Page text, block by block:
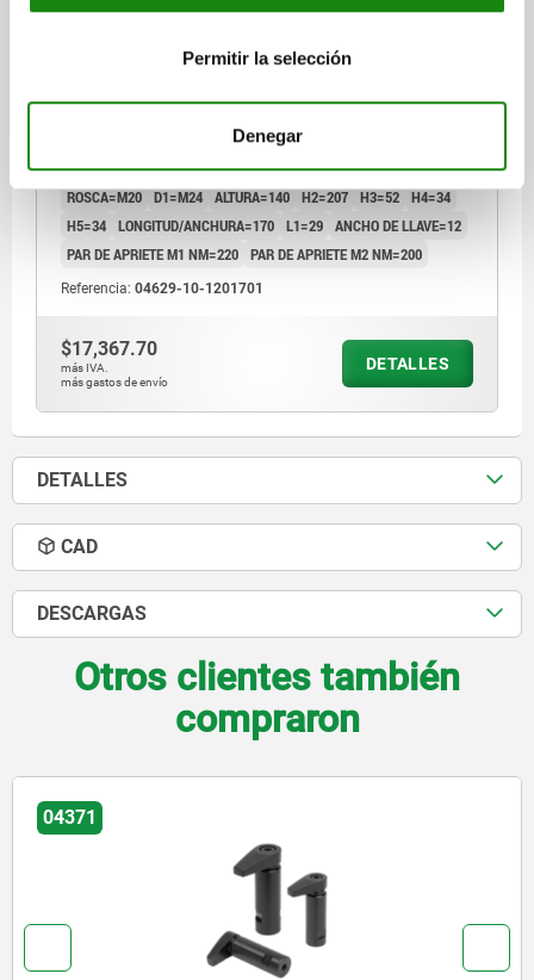
Permitir la selección
Denegar
FORMA:A CON BRAZO DE SUJECIÓN, M20, L=170,
FUERZA DE SUJECIÓN KN=49 FORMA=A
MODELO DE FORMA=CON BRAZO DE SUJECIÓN
A MÍN.=68 A MÁX.=172 LONGITUD/ANCHURA=85 B1=25
ROSCA=M20 D1=M24 ALTURA=140 H2=207 H3=52 H4=34
H5=34 LONGITUD/ANCHURA=170 L1=29 ANCHO DE LLAVE=12
PAR DE APRIETE M1 NM=220 PAR DE APRIETE M2 NM=200
Referencia: 04629-10-1201701
$17,367.70
más IVA.
más gastos de envío
DETALLES
DETALLES
CAD
DESCARGAS
Otros clientes también
compraron